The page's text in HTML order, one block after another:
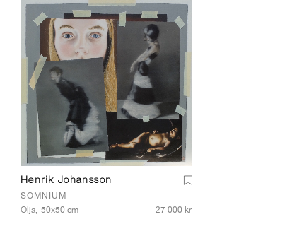
Henrik Johansson
SOMNIUM
Olja, 50x50 cm 27 000 kr